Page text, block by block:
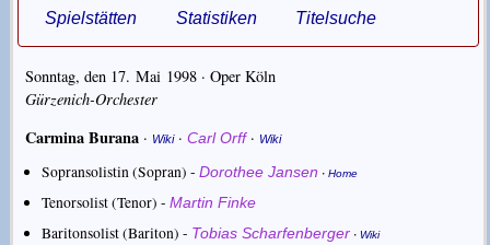
Spielstätten Statistiken Titelsuche
Sonntag, den 17. Mai 1998 ·Oper Köln
Gürzenich-Orchester
Carmina Burana · Wiki·Carl Orff· Wiki
Sopransolistin (Sopran) - Dorothee Jansen · Home
Tenorsolist (Tenor) - Martin Finke
Baritonsolist (Bariton) - Tobias Scharfenberger· Wiki